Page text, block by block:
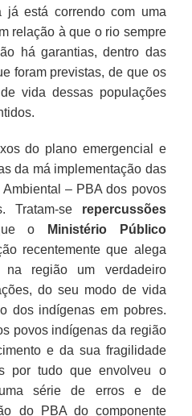
está correndo com uma
relação à que o rio sempre
há garantias, dentro das
foram previstas, de que os
vida dessas populações
do plano emergencial e
da má implementação das
– PBA dos povos
Tratam-se repercussões
o
Ministério Público
recentemente que alega
na região um verdadeiro
do seu modo de vida
dos indígenas em pobres.
povos indígenas da região
e da sua fragilidade
por tudo que envolveu o
série de erros e de
do PBA do componente